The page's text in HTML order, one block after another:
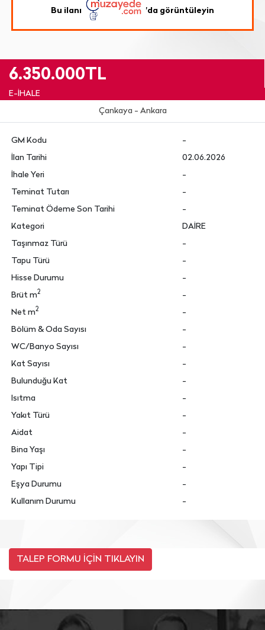
Bu ilanı 'da görüntüleyin
6.350.000TL
E-İHALE
Çankaya - Ankara
GM Kodu
-
İlan Tarihi
02.06.2026
İhale Yeri
-
Teminat Tutarı
-
Teminat Ödeme Son Tarihi
-
Kategori
DAİRE
Taşınmaz Türü
-
Tapu Türü
-
Hisse Durumu
-
Brüt m2
-
Net m2
-
Bölüm & Oda Sayısı
-
WC/Banyo Sayısı
-
Kat Sayısı
-
Bulunduğu Kat
-
Isıtma
-
Yakıt Türü
-
Aidat
-
Bina Yaşı
-
Yapı Tipi
-
Eşya Durumu
-
Kullanım Durumu
-